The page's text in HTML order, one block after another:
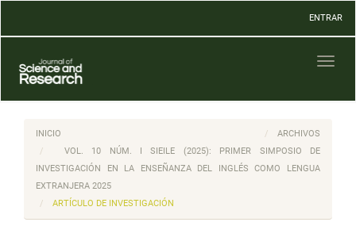
Contenido
Barra
lateral
ENTRAR
INICIO
ARCHIVOS
VOL. 10 NÚM. I SIEILE (2025): PRIMER SIMPOSIO DE
INVESTIGACIÓN EN LA ENSEÑANZA DEL INGLÉS COMO LENGUA
EXTRANJERA 2025
ARTÍCULO DE INVESTIGACIÓN